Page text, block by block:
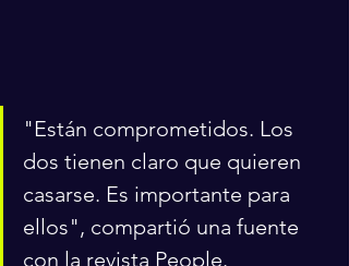
"Están comprometidos. Los
dos tienen claro que quieren
casarse. Es importante para
ellos", compartió una fuente
con la revista People.